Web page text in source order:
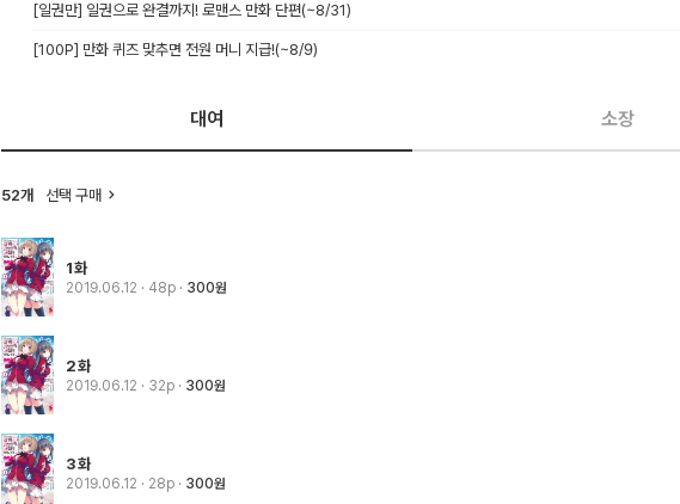
[일권만] 일권으로 완결까지! 로맨스 만화 단편(~8/31)
[100P] 만화 퀴즈 맞추면 전원 머니 지급!(~8/9)
대여 소장
52개 선택 구매
1화
2019.06.12 · 48p 300원
2화
2019.06.12 · 32p 300원
3화
2019.06.12 · 28p 300원